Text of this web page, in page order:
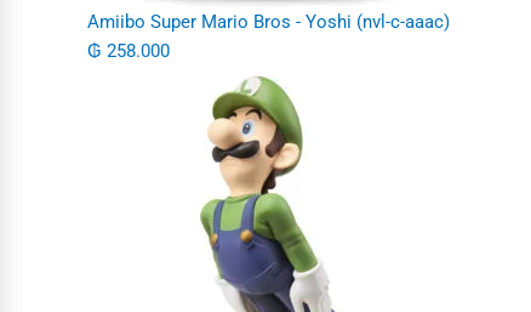
Amiibo Super Mario Bros - Yoshi (nvl-c-aaac)
₲ 258.000